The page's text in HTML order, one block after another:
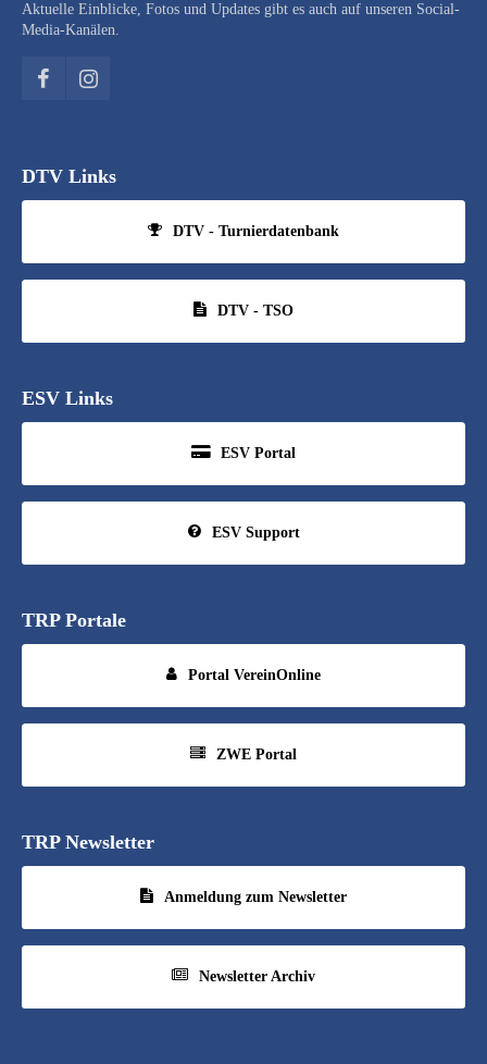
Aktuelle Einblicke, Fotos und Updates gibt es auch auf unseren Social-
Media-Kanälen.
DTV Links
DTV - Turnierdatenbank
DTV - TSO
ESV Links
ESV Portal
ESV Support
TRP Portale
Portal VereinOnline
ZWE Portal
TRP Newsletter
Anmeldung zum Newsletter
Newsletter Archiv